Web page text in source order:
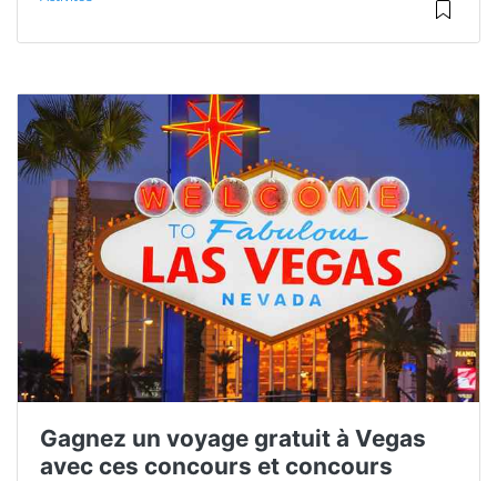
Gagnez un voyage gratuit à Vegas
avec ces concours et concours